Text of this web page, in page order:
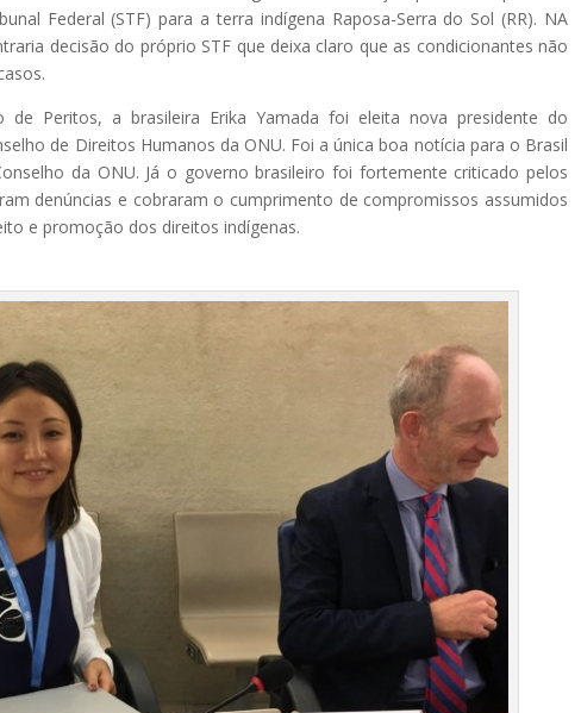
Federal (STF) para a terra indígena Raposa-Serra do Sol (RR). NA
decisão do próprio STF que deixa claro que as condicionantes não
de Peritos, a brasileira Erika Yamada foi eleita nova presidente do
de Direitos Humanos da ONU. Foi a única boa notícia para o Brasil
da ONU. Já o governo brasileiro foi fortemente criticado pelos
denúncias e cobraram o cumprimento de compromissos assumidos
e promoção dos direitos indígenas.